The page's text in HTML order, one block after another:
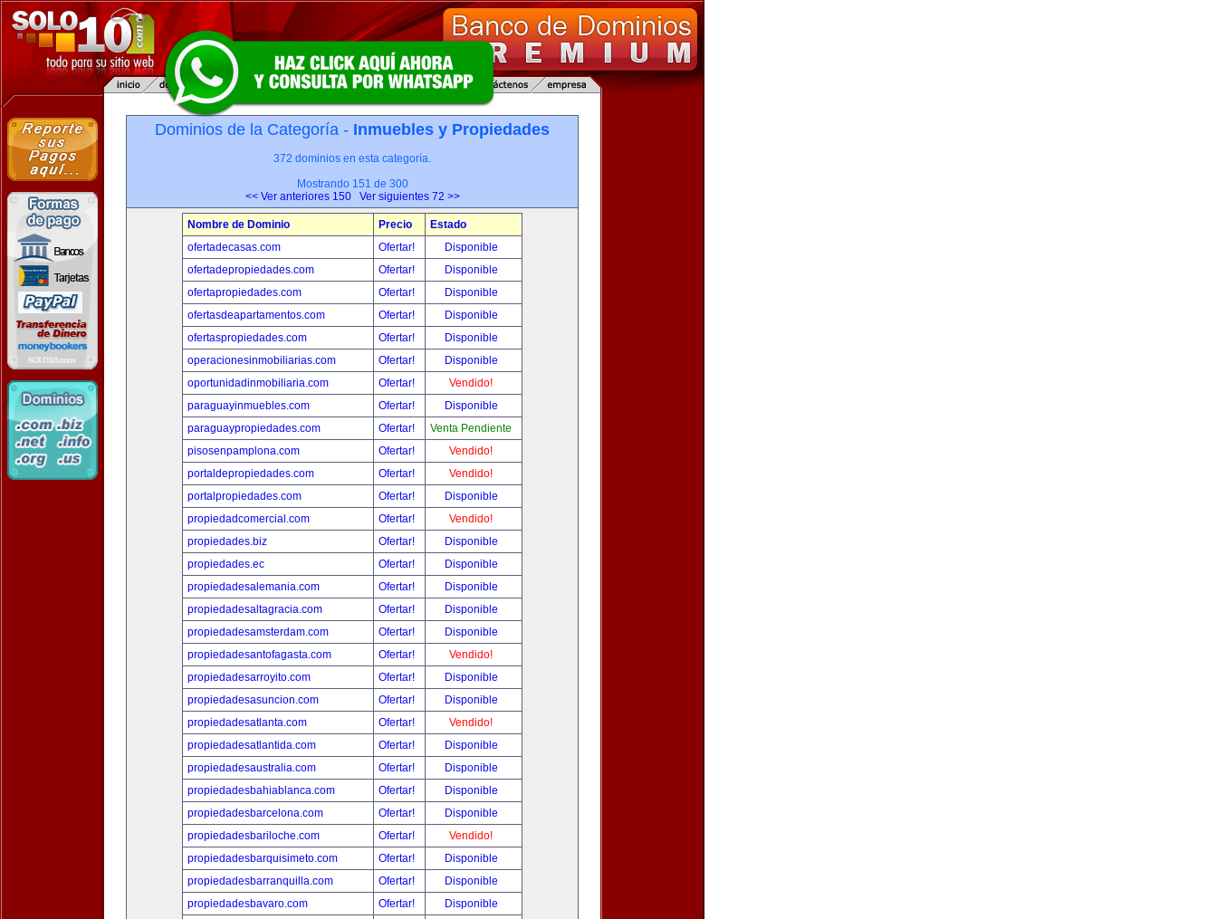
Dominios de la Categoría - Inmuebles y Propiedades
372 dominios en esta categoría.
Mostrando 151 de 300
<< Ver anteriores 150
Ver siguientes 72 >>
Nombre de Dominio Precio
Estado
ofertadecasas.com
Ofertar!
Disponible
ofertadepropiedades.com
Ofertar!
Disponible
ofertapropiedades.com
Ofertar!
Disponible
ofertasdeapartamentos.com
Ofertar!
Disponible
ofertaspropiedades.com
Ofertar!
Disponible
operacionesinmobiliarias.com
Ofertar!
Disponible
oportunidadinmobiliaria.com
Ofertar!
Vendido!
paraguayinmuebles.com
Ofertar!
Disponible
paraguaypropiedades.com
Ofertar!
Venta Pendiente
pisosenpamplona.com
Ofertar!
Vendido!
portaldepropiedades.com
Ofertar!
Vendido!
portalpropiedades.com
Ofertar!
Disponible
propiedadcomercial.com
Ofertar!
Vendido!
propiedades.biz
Ofertar!
Disponible
propiedades.ec
Ofertar!
Disponible
propiedadesalemania.com
Ofertar!
Disponible
propiedadesaltagracia.com
Ofertar!
Disponible
propiedadesamsterdam.com
Ofertar!
Disponible
propiedadesantofagasta.com
Ofertar!
Vendido!
propiedadesarroyito.com
Ofertar!
Disponible
propiedadesasuncion.com
Ofertar!
Disponible
propiedadesatlanta.com
Ofertar!
Vendido!
propiedadesatlantida.com
Ofertar!
Disponible
propiedadesaustralia.com
Ofertar!
Disponible
propiedadesbahiablanca.com
Ofertar!
Disponible
propiedadesbarcelona.com
Ofertar!
Disponible
propiedadesbariloche.com
Ofertar!
Vendido!
propiedadesbarquisimeto.com
Ofertar!
Disponible
propiedadesbarranquilla.com
Ofertar!
Disponible
propiedadesbavaro.com
Ofertar!
Disponible